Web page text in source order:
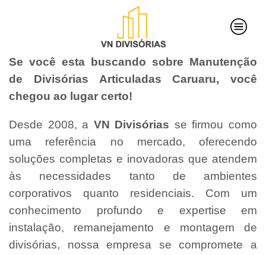
Se você esta buscando sobre Manutenção
de Divisórias Articuladas Caruaru, você
chegou ao lugar certo!
Desde 2008, a VN Divisórias se firmou como
uma referência no mercado, oferecendo
soluções completas e inovadoras que atendem
às necessidades tanto de ambientes
corporativos quanto residenciais. Com um
conhecimento profundo e expertise em
instalação, remanejamento e montagem de
divisórias, nossa empresa se compromete a